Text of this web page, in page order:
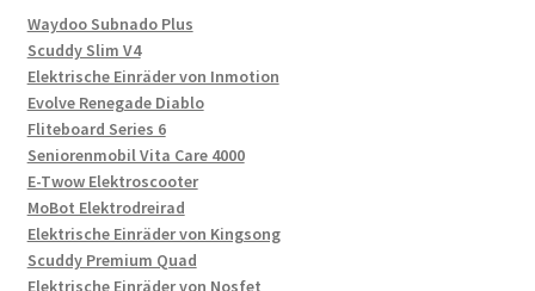
Waydoo Subnado Plus
Scuddy Slim V4
Elektrische Einräder von Inmotion
Evolve Renegade Diablo
Fliteboard Series 6
Seniorenmobil Vita Care 4000
E-Twow Elektroscooter
MoBot Elektrodreirad
Elektrische Einräder von Kingsong
Scuddy Premium Quad
Elektrische Einräder von Nosfet